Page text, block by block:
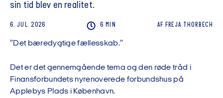
sin tid blev en realitet.
6. JUL. 2026 6 MIN AF FREJA THORBECH
”Det bæredygtige fællesskab.”
Det er det gennemgående tema og den røde tråd i
Finansforbundets nyrenoverede forbundshus på
Applebys Plads i København.